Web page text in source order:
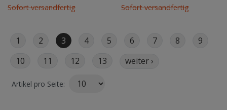
Sofort versandfertig Sofort versandfertig
1 2 3 4 5 6 7 8
9
10
11 12 13 ›
Artikel pro Seite: